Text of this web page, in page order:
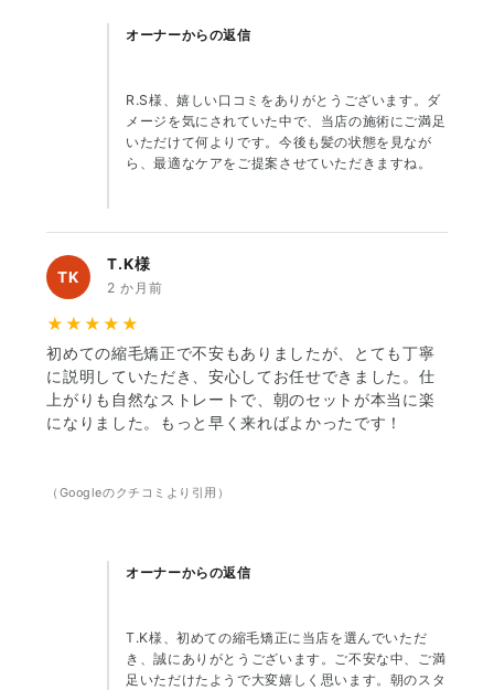
オーナーからの返信
R.S様、嬉しい口コミをありがとうございます。ダ
メージを気にされていた中で、当店の施術にご満足
いただけて何よりです。今後も髪の状態を見なが
ら、最適なケアをご提案させていただきますね。
TK
T.K様
2 か月前
★★★★★
初めての縮毛矯正で不安もありましたが、とても丁寧
に説明していただき、安心してお任せできました。仕
上がりも自然なストレートで、朝のセットが本当に楽
になりました。もっと早く来ればよかったです！
（Googleのクチコミより引用）
オーナーからの返信
T.K様、初めての縮毛矯正に当店を選んでいただ
き、誠にありがとうございます。ご不安な中、ご満
足いただけたようで大変嬉しく思います。朝のスタ